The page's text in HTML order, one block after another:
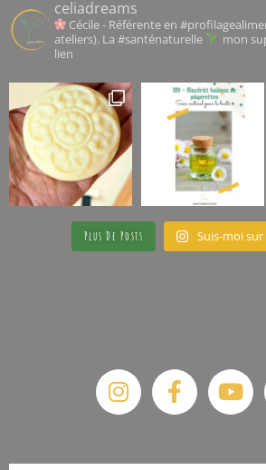
celiadreams
Cécile - Référente en
ateliers). La #santénaturelle
mon
lien
Plus De Posts Suis-moi
Instagram
f